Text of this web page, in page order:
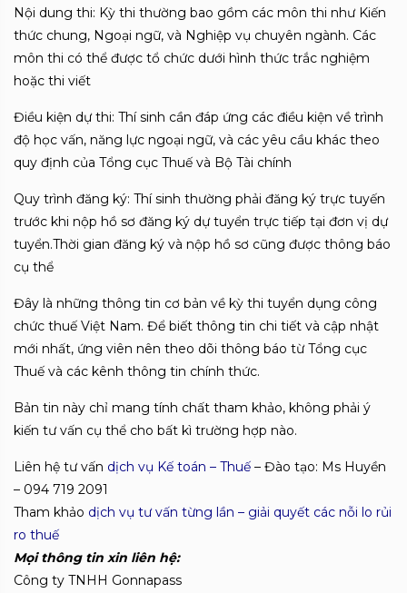
Nội dung thi: Kỳ thi thường bao gồm các môn thi như Kiến
thức chung, Ngoại ngữ, và Nghiệp vụ chuyên ngành. Các
môn thi có thể được tổ chức dưới hình thức trắc nghiệm
hoặc thi viết
Điều kiện dự thi: Thí sinh cần đáp ứng các điều kiện về trình
độ học vấn, năng lực ngoại ngữ, và các yêu cầu khác theo
quy định của Tổng cục Thuế và Bộ Tài chính
Quy trình đăng ký: Thí sinh thường phải đăng ký trực tuyến
trước khi nộp hồ sơ đăng ký dự tuyển trực tiếp tại đơn vị dự
tuyển.Thời gian đăng ký và nộp hồ sơ cũng được thông báo
cụ thể
Đây là những thông tin cơ bản về kỳ thi tuyển dụng công
chức thuế Việt Nam. Để biết thông tin chi tiết và cập nhật
mới nhất, ứng viên nên theo dõi thông báo từ Tổng cục
Thuế và các kênh thông tin chính thức.
Bản tin này chỉ mang tính chất tham khảo, không phải ý
kiến tư vấn cụ thể cho bất kì trường hợp nào.
Liên hệ tư vấn dịch vụ Kế toán – Thuế – Đào tạo: Ms Huyền
– 094 719 2091
Tham khảo dịch vụ tư vấn từng lần – giải quyết các nỗi lo rủi
ro thuế
Mọi thông tin xin liên hệ:
Công ty TNHH Gonnapass